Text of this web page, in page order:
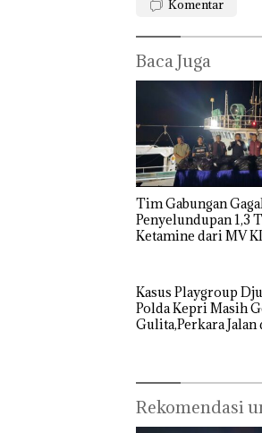
Komentar
Baca Juga
Tim Gabungan Gagalkan
Penyelundupan 1,3
Ketamine dari MV
Kasus Playgroup
Polda Kepri Masih
Gulita,Perkara
Rekomendasi